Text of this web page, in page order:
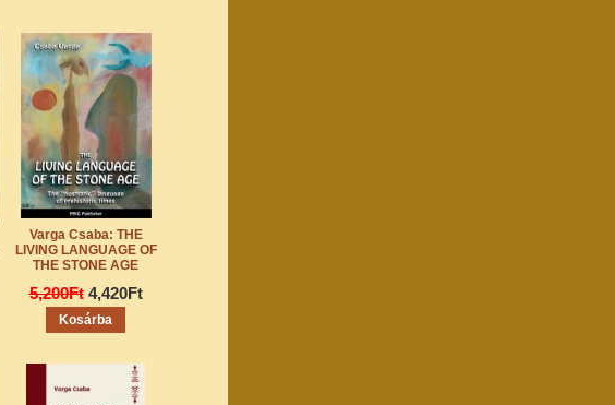
Varga Csaba: THE
LIVING LANGUAGE OF
THE STONE AGE
5,200Ft 4,420Ft